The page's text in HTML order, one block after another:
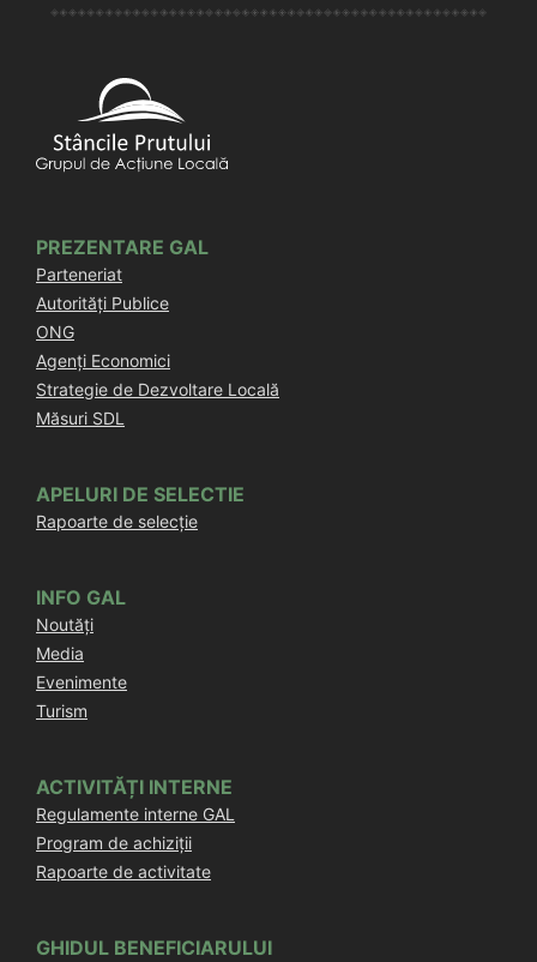
PREZENTARE GAL
Parteneriat
Autorități Publice
ONG
Agenți Economici
Strategie de Dezvoltare Locală
Măsuri SDL
APELURI DE SELECTIE
Rapoarte de selecție
INFO GAL
Noutăți
Media
Evenimente
Turism
ACTIVITĂȚI INTERNE
Regulamente interne GAL
Program de achiziții
Rapoarte de activitate
GHIDUL BENEFICIARULUI